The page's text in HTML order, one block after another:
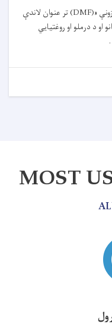
(DMF)»تر عنوان لاندې
او د درملو او روغتیايي
MOST